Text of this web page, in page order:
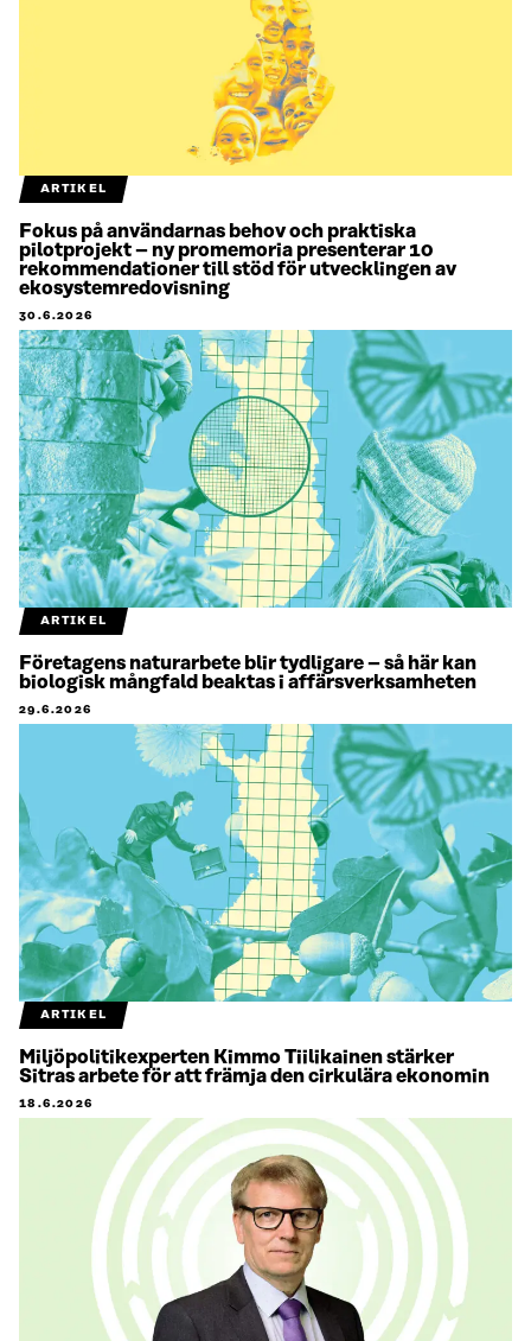
ARTIKEL
Fokus på användarnas behov och praktiska
pilotprojekt – ny promemoria presenterar 10
rekommendationer till stöd för utvecklingen av
ekosystemredovisning
30.6.2026
ARTIKEL
Företagens naturarbete blir tydligare – så här kan
biologisk mångfald beaktas i affärsverksamheten
29.6.2026
ARTIKEL
Miljöpolitikexperten Kimmo Tiilikainen stärker
Sitras arbete för att främja den cirkulära ekonomin
18.6.2026